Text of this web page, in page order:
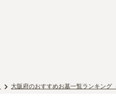
大阪府のおすすめお墓一覧ランキング